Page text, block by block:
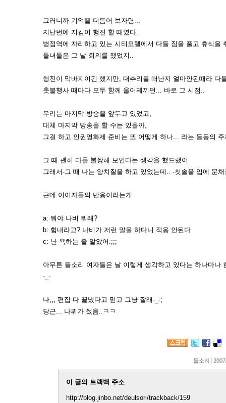
그러니까 기억을 더듬어 보자면...
지난번에 지킴이 행진 할 때였다.
병점역에 자리하고 있는 시티모텔에서 다들 짐을 풀고 휴식을
들녀들은 그 날 회의를 했었지..
행진이 막바지이긴 했지만, 대추리를 떠난지 얼마안된때라 다
촛불행사 때마다 모두 함께 울어제끼던... 바로 그 시점..
우리는 마지막 방송을 앞두고 있었고,
대체 마지막 방송을 할 수는 있을까,
그걸 하고 인권영화제 준비는 또 어떻게 하나... 라는 등등의
그 때 괜히 다들 불쌍해 보인다는 생각을 했드랬어
그래서-그 때 나는 양치질을 하고 있었는데.. -칫솔을 입에 문
근데 이여자들의 반응이라는게
a: 뭐야 나비 뭐래?
b: 힘내라고? 나비가 저런 말을 하다니 적응 안된다
c: 난 욕하는 줄 알았어.;;;
아무튼 들소리 여자들은 날 이렇게 생각하고 있다는 하나마나
-_-
나,,, 편집 다 끝냈다고 믿고 그냥 잘래-_-;
당근... 나뷔가 썼음..ㅋㅋ
들소리
이 글의 트랙백 주소
http://blog.jinbo.net/deulsori/trackback/159